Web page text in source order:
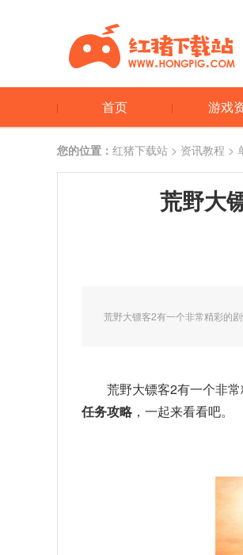
首页 游戏
您的位置： 红猪下载站 > 资讯教程 >
荒野大
荒野大镖客2有一个非常精彩的
荒野大镖客2有一个非
任务攻略，一起来看看吧。